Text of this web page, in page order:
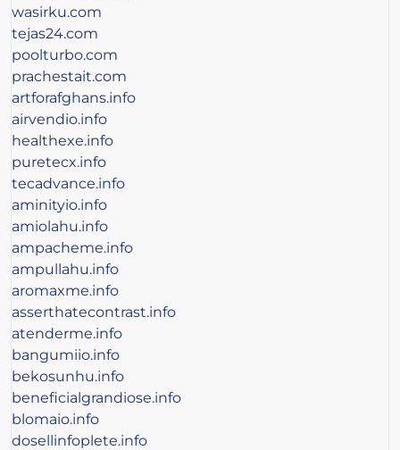
wasirku.com
tejas24.com
poolturbo.com
prachestait.com
artforafghans.info
airvendio.info
healthexe.info
puretecx.info
tecadvance.info
aminityio.info
amiolahu.info
ampacheme.info
ampullahu.info
aromaxme.info
asserthatecontrast.info
atenderme.info
bangumiio.info
bekosunhu.info
beneficialgrandiose.info
blomaio.info
dosellinfoplete.info